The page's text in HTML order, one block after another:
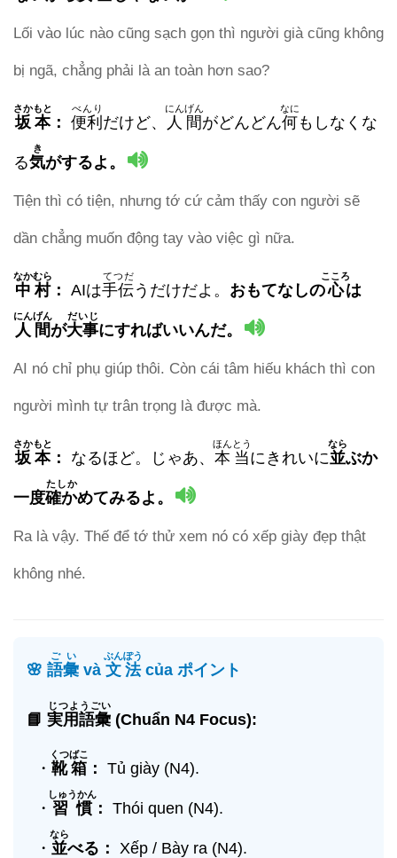
Lối vào lúc nào cũng sạch gọn thì người già cũng không
bị ngã, chẳng phải là an toàn hơn sao?
坂本
さかもと
： 便利
べんり
だけど、 人間
にんげん
がどんどん何
なに
もしなくな
る気
き
がするよ。
Tiện thì có tiện, nhưng tớ cứ cảm thấy con người sẽ
dần chẳng muốn động tay vào việc gì nữa.
中村
なかむら
： AIは手伝
てつだ
うだけだよ。 おもてなしの心
こころ
は
人間
にんげん
が大事
だいじ
にすればいいんだ。
AI nó chỉ phụ giúp thôi. Còn cái tâm hiếu khách thì con
người mình tự trân trọng là được mà.
坂本
さかもと
： なるほど。じゃあ、 本当
ほんとう
にきれいに並
なら
ぶか
一度確か
たしか
めてみるよ。
Ra là vậy. Thế để tớ thử xem nó có xếp giày đẹp thật
không nhé.
🌸 語彙
ごい
và 文法
ぶんぽう
của ポイント
📘 実用語彙
じつようごい
(Chuẩn N4 Focus):
・ 靴箱
くつばこ
： Tủ giày (N4).
・ 習慣
しゅうかん
： Thói quen (N4).
・ 並
なら
べる： Xếp / Bày ra (N4).